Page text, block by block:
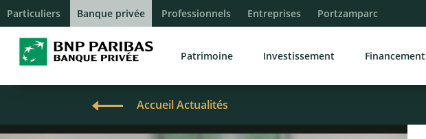
Particuliers Banque privée Professionnels Entreprises Portzamparc
Patrimoine Investissement Financement
Accueil Actualités